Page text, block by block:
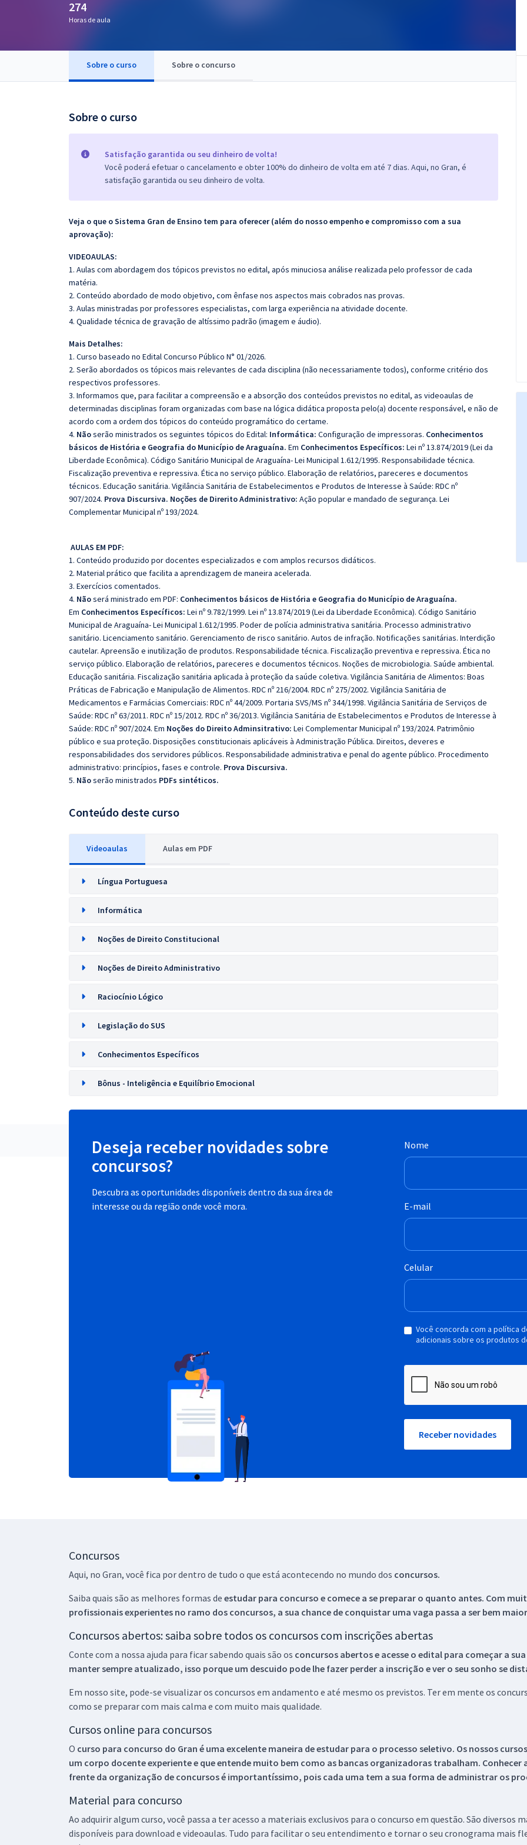
Questões grátis
274
Horas de aula
Sobre o curso Sobre o concurso
Sobre o curso
Satisfação garantida ou seu dinheiro de volta!
Você poderá efetuar o cancelamento e obter 100% do dinheiro de volta em até 7 dias. Aqui, no Gran, é
satisfação garantida ou seu dinheiro de volta.
Veja o que o Sistema Gran de Ensino tem para oferecer (além do nosso empenho e compromisso com a sua
aprovação):
VIDEOAULAS:
1. Aulas com abordagem dos tópicos previstos no edital, após minuciosa análise realizada pelo professor de cada
matéria.
2. Conteúdo abordado de modo objetivo, com ênfase nos aspectos mais cobrados nas provas.
3. Aulas ministradas por professores especialistas, com larga experiência na atividade docente.
4. Qualidade técnica de gravação de altíssimo padrão (imagem e áudio).
Mais Detalhes:
1. Curso baseado no Edital Concurso Público N° 01/2026.
2. Serão abordados os tópicos mais relevantes de cada disciplina (não necessariamente todos), conforme critério dos
respectivos professores.
3. Informamos que, para facilitar a compreensão e a absorção dos conteúdos previstos no edital, as videoaulas de
determinadas disciplinas foram organizadas com base na lógica didática proposta pelo(a) docente responsável, e não de
acordo com a ordem dos tópicos do conteúdo programático do certame.
4. Nãoserão ministrados os seguintes tópicos do Edital: Informática: Configuração de impressoras. Conhecimentos
básicos de História e Geografia do Município de Araguaína. Em Conhecimentos Específicos: Lei nº 13.874/2019 (Lei da
Liberdade Econômica). Código Sanitário Municipal de Araguaína- Lei Municipal 1.612/1995. Responsabilidade técnica.
Fiscalização preventiva e repressiva. Ética no serviço público. Elaboração de relatórios, pareceres e documentos
técnicos. Educação sanitária. Vigilância Sanitária de Estabelecimentos e Produtos de Interesse à Saúde: RDC nº
907/2024. Prova Discursiva. Noções de Direrito Administrativo: Ação popular e mandado de segurança. Lei
Complementar Municipal nº 193/2024.
AULAS EM PDF:
1. Conteúdo produzido por docentes especializados e com amplos recursos didáticos.
2. Material prático que facilita a aprendizagem de maneira acelerada.
3. Exercícios comentados.
4. Nãoserá ministrado em PDF: Conhecimentos básicos de História e Geografia do Município de Araguaína.
Em Conhecimentos Específicos: Lei nº 9.782/1999. Lei nº 13.874/2019 (Lei da Liberdade Econômica). Código Sanitário
Municipal de Araguaína- Lei Municipal 1.612/1995. Poder de polícia administrativa sanitária. Processo administrativo
sanitário. Licenciamento sanitário. Gerenciamento de risco sanitário. Autos de infração. Notificações sanitárias. Interdição
cautelar. Apreensão e inutilização de produtos. Responsabilidade técnica. Fiscalização preventiva e repressiva. Ética no
serviço público. Elaboração de relatórios, pareceres e documentos técnicos. Noções de microbiologia. Saúde ambiental.
Educação sanitária. Fiscalização sanitária aplicada à proteção da saúde coletiva. Vigilância Sanitária de Alimentos: Boas
Práticas de Fabricação e Manipulação de Alimentos. RDC nº 216/2004. RDC nº 275/2002. Vigilância Sanitária de
Medicamentos e Farmácias Comerciais: RDC nº 44/2009. Portaria SVS/MS nº 344/1998. Vigilância Sanitária de Serviços de
Saúde: RDC nº 63/2011. RDC nº 15/2012. RDC nº 36/2013. Vigilância Sanitária de Estabelecimentos e Produtos de Interesse à
Saúde: RDC nº 907/2024. Em Noções do Direito Adminsitrativo: Lei Complementar Municipal nº 193/2024. Patrimônio
público e sua proteção. Disposições constitucionais aplicáveis à Administração Pública. Direitos, deveres e
responsabilidades dos servidores públicos. Responsabilidade administrativa e penal do agente público. Procedimento
administrativo: princípios, fases e controle. Prova Discursiva.
5. Nãoserão ministrados PDFs sintéticos.
Conteúdo deste curso
Videoaulas Aulas em PDF
Língua Portuguesa
Informática
Noções de Direito Constitucional
Noções de Direito Administrativo
Raciocínio Lógico
Legislação do SUS
Conhecimentos Específicos
Bônus - Inteligência e Equilíbrio Emocional
Deseja receber novidades sobre
concursos?
Descubra as oportunidades disponíveis dentro da sua área de
interesse ou da região onde você mora.
Nome
E-mail
Celular
Você concorda com a política
adicionais sobre os produtos
Receber novidades
Concursos
Aqui, no Gran, você fica por dentro de tudo o que está acontecendo no mundo dos concursos.
Saiba quais são as melhores formas de estudar para concurso e comece a se preparar o quanto antes. Com
profissionais experientes no ramo dos concursos, a sua chance de conquistar uma vaga passa a ser bem
Concursos abertos: saiba sobre todos os concursos com inscrições abertas
Conte com a nossa ajuda para ficar sabendo quais são os concursos abertos e acesse o edital para começar a
manter sempre atualizado, isso porque um descuido pode lhe fazer perder a inscrição e ver o seu sonho se
Em nosso site, pode-se visualizar os concursos em andamento e até mesmo os previstos. Ter em mente os
como se preparar com mais calma e com muito mais qualidade.
Cursos online para concursos
O curso para concurso do Gran é uma excelente maneira de estudar para o processo seletivo. Os nossos
um corpo docente experiente e que entende muito bem como as bancas organizadoras trabalham.
frente da organização de concursos é importantíssimo, pois cada uma tem a sua forma de administrar os
Material para concurso
Ao adquirir algum curso, você passa a ter acesso a materiais exclusivos para o concurso em questão. São
disponíveis para download e videoaulas. Tudo para facilitar o seu entendimento e tornar o seu cronograma mais